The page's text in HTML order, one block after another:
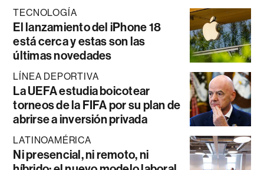
TECNOLOGÍA
El lanzamiento del iPhone 18
está cerca y estas son las
últimas novedades
LÍNEA DEPORTIVA
La UEFA estudia boicotear
torneos de la FIFA por su plan de
abrirse a inversión privada
LATINOAMÉRICA
Ni presencial, ni remoto, ni